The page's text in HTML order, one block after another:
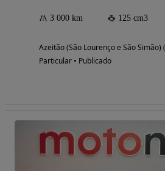
3 000 km 125 cm3
Azeitão (São Lourenço e São Simão)
Particular • Publicado